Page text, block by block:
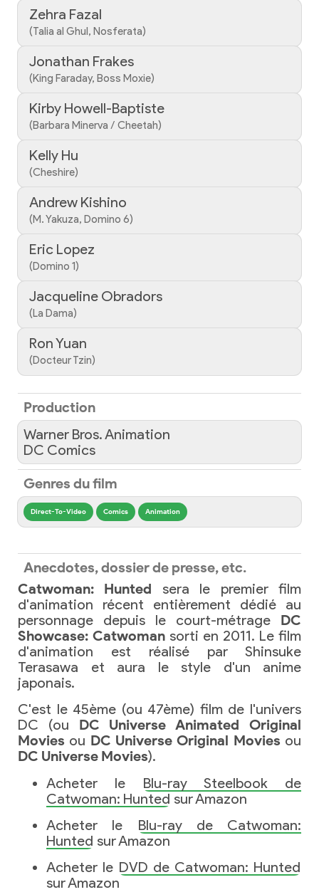
Zehra Fazal
(Talia al Ghul, Nosferata)
Jonathan Frakes
(King Faraday, Boss Moxie)
Kirby Howell-Baptiste
(Barbara Minerva / Cheetah)
Kelly Hu
(Cheshire)
Andrew Kishino
(M. Yakuza, Domino 6)
Eric Lopez
(Domino 1)
Jacqueline Obradors
(La Dama)
Ron Yuan
(Docteur Tzin)
Production
Warner Bros. Animation
DC Comics
Genres du film
Direct-To-Video Comics Animation
Anecdotes, dossier de presse, etc.
Catwoman: Hunted sera le premier film
d'animation récent entièrement dédié au
personnage depuis le court-métrage DC
Showcase: Catwoman sorti en 2011. Le film
d'animation est réalisé par Shinsuke
Terasawa et aura le style d'un anime
japonais.
C'est le 45ème (ou 47ème) film de l'univers
DC (ou DC Universe Animated Original
Movies ou DC Universe Original Movies ou
DC Universe Movies).
Acheter le Blu-ray Steelbook de
Catwoman: Hunted sur Amazon
Acheter le
Blu-ray de Catwoman:
Hunted sur Amazon
Acheter le DVD de Catwoman: Hunted
sur Amazon